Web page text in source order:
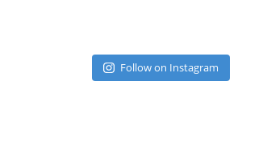
Follow on Instagram